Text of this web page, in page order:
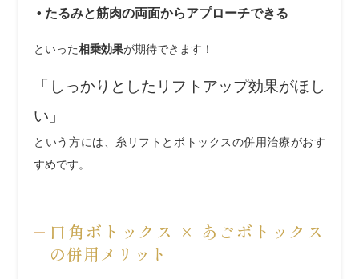
• たるみと筋肉の両面からアプローチできる
といった相乗効果が期待できます！
「しっかりとしたリフトアップ効果がほし
い」
という方には、糸リフトとボトックスの併用治療がおす
すめです。
口角ボトックス × あごボトックス
の併用メリット